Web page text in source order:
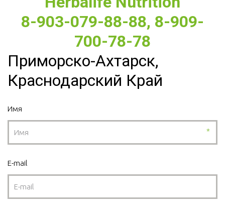
8-903-079-88-88, 8-909-
700-78-78
Приморско-Ахтарск,
Краснодарский Край
Имя
*
E-mail